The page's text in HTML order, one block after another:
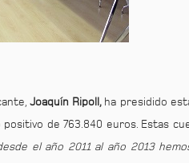
Joaquín Ripoll, ha presidido
de 763.840 euros. Estas
el año 2011 al año 2013